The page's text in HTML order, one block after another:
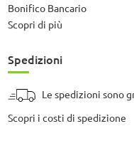
Bonifico Bancario
Scopri di più
Spedizioni
Le spedizioni sono
Scopri i costi di spedizione